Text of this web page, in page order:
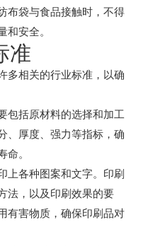
布袋与食品接触时，不得
和安全。
准
多相关的行业标准，以确
包括原材料的选择和加工
、厚度、强力等指标，确
命。
上各种图案和文字。印刷
法，以及印刷效果的要
有害物质，确保印刷品对